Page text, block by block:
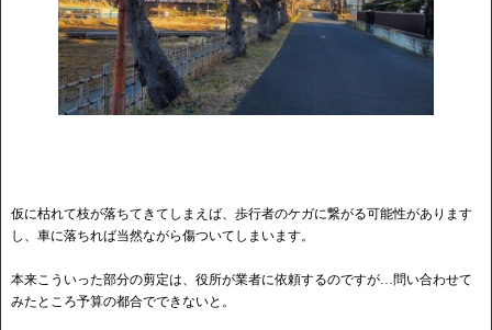
仮に枯れて枝が落ちてきてしまえば、歩行者のケガに繋がる可能性があります
し、車に落ちれば当然ながら傷ついてしまいます。
本来こういった部分の剪定は、役所が業者に依頼するのですが…問い合わせて
みたところ予算の都合でできないと。